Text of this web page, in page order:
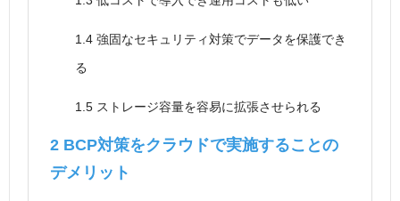
1.4 強固なセキュリティ対策でデータを保護でき
る
1.5 ストレージ容量を容易に拡張させられる
2 BCP対策をクラウドで実施することの
デメリット